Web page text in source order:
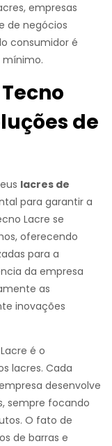
empresas
de negócios
consumidor é
mínimo.
de
lacres de
para garantir a
Lacre se
oferecendo
para a
da empresa
as
inovações
é o
lacres. Cada
desenvolve
sempre focando
O fato de
de barras e